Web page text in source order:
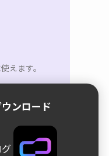
えます。
ンロード